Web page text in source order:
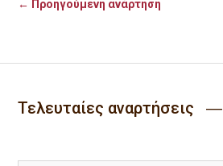
← Προηγούμενη ανάρτηση
Τελευταίες αναρτήσεις ―